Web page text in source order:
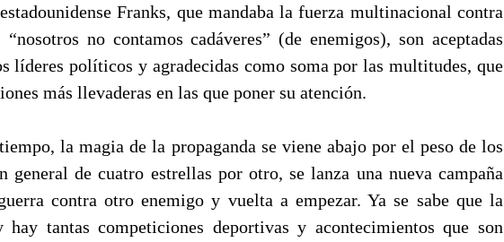
Franks, que mandaba la fuerza multinacional contra
no contamos cadáveres” (de enemigos), son aceptadas
líderes políticos y agradecidas como soma por las multitudes, que
más llevaderas en las que poner su atención.
la magia de la propaganda se viene abajo por el peso de los
general de cuatro estrellas por otro, se lanza una nueva campaña
contra otro enemigo y vuelta a empezar. Ya se sabe que la
tantas competiciones deportivas y acontecimientos que son